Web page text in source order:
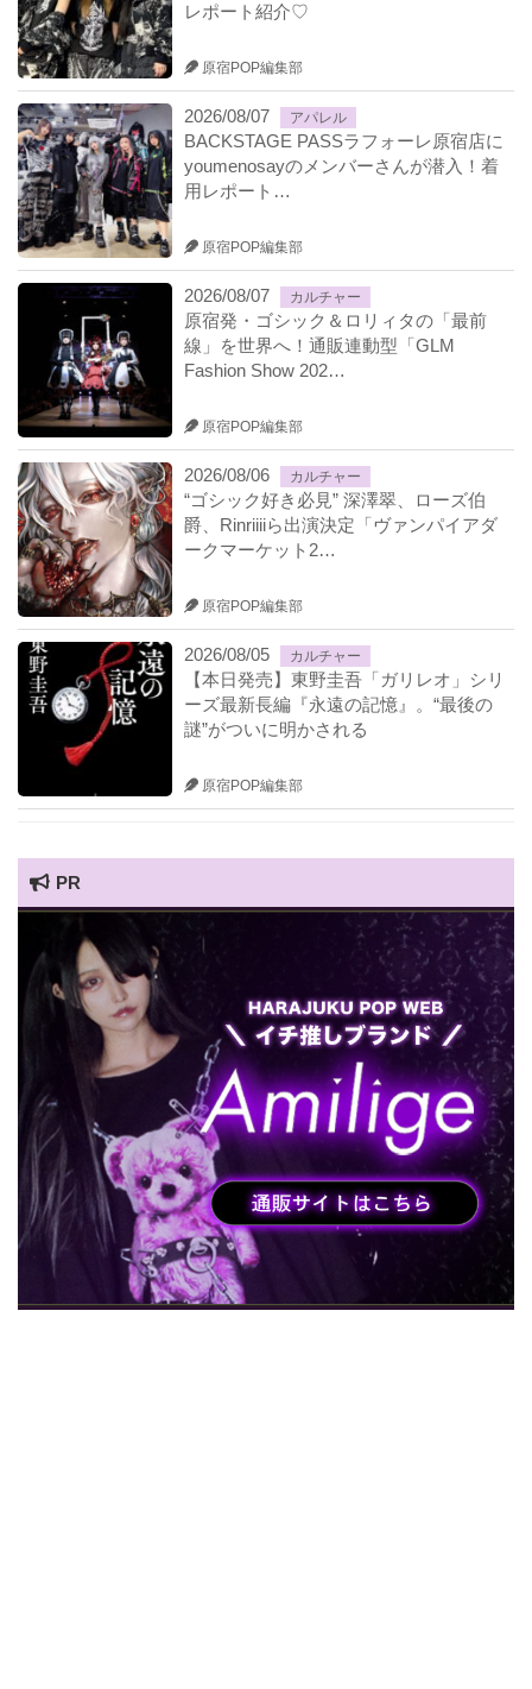
レポート紹介♡
原宿POP編集部
2026/08/07 アパレル
BACKSTAGE PASSラフォーレ原宿店に
youmenosayのメンバーさんが潜入！着
用レポート…
原宿POP編集部
2026/08/07 カルチャー
原宿発・ゴシック＆ロリィタの「最前
線」を世界へ！通販連動型「GLM
Fashion Show 202…
原宿POP編集部
2026/08/06 カルチャー
“ゴシック好き必見” 深澤翠、ローズ伯
爵、Rinriiiiら出演決定「ヴァンパイアダ
ークマーケット2…
原宿POP編集部
2026/08/05 カルチャー
【本日発売】東野圭吾「ガリレオ」シリ
ーズ最新長編『永遠の記憶』。“最後の
謎”がついに明かされる
原宿POP編集部
PR
HARAJUKU POP TV